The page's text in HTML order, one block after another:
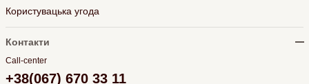
Користувацька угода
Контакти
Call-center
+38(067) 670 33 11